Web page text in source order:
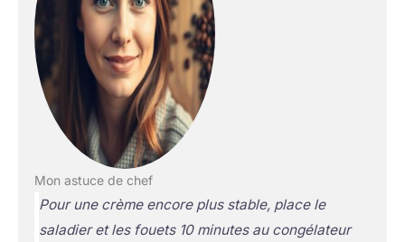
Mon astuce de chef
Pour une crème encore plus stable, place le
saladier et les fouets 10 minutes au congélateur